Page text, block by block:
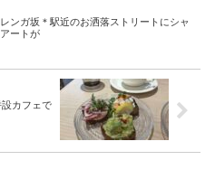
レンガ坂＊駅近のお洒落ストリートにシャ
ートが
カフェで